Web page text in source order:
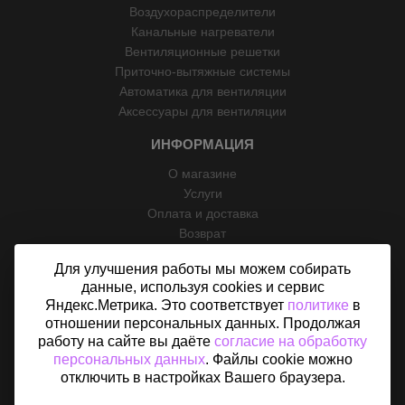
Воздухораспределители
Канальные нагреватели
Вентиляционные решетки
Приточно-вытяжные системы
Автоматика для вентиляции
Аксессуары для вентиляции
ИНФОРМАЦИЯ
О магазине
Услуги
Оплата и доставка
Возврат
Контакты
Политика конфиденциальности
Согласие на обработку персональных данных
Карта сайта
Для улучшения работы мы можем собирать
данные, используя cookies и сервис
Яндекс.Метрика. Это соответствует политикев
отношении персональных данных. Продолжая
работу на сайте вы даёте согласие на обработку
персональных данных. Файлы cookie можно
отключить в настройках Вашего браузера.